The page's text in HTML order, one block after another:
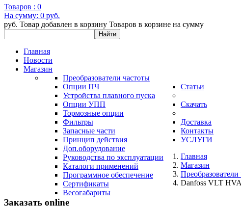
Товаров : 0
На сумму: 0 руб.
руб. Товар добавлен в корзину Товаров в корзине на сумму
Главная
Новости
Магазин
Преобразователи частоты
Опции ПЧ
Устройства плавного пуска
Опции УПП
Тормозные опции
Фильтры
Запасные части
Статьи
Принцип действия
Доп.оборудование
Скачать
Руководства по эксплуатации
Каталоги применений
Программное обеспечение
Сертификаты
Весогабариты
Доставка
Контакты
УСЛУГИ
Главная
Магазин
Преобразователи
Danfoss VLT
Заказать online